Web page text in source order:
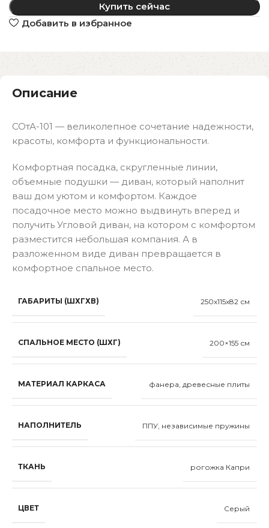
Купить сейчас
Добавить в избранное
Описание
СОтА-101 — великолепное сочетание надежности,
красоты, комфорта и функциональности.
Комфортная посадка, скругленные линии,
объемные подушки — диван, который наполнит
ваш дом уютом и комфортом. Каждое
посадочное место можно выдвинуть вперед и
получить Угловой диван, на котором с комфортом
разместится небольшая компания. А в
разложенном виде диван превращается в
комфортное спальное место.
ГАБАРИТЫ (ШХГХВ) 250x115x82 см
СПАЛЬНОЕ МЕСТО (ШХГ) 200×155 см
МАТЕРИАЛ КАРКАСА фанера, древесные плиты
НАПОЛНИТЕЛЬ ППУ, независимые пружины
ТКАНЬ рогожка Капри
ЦВЕТ Серый